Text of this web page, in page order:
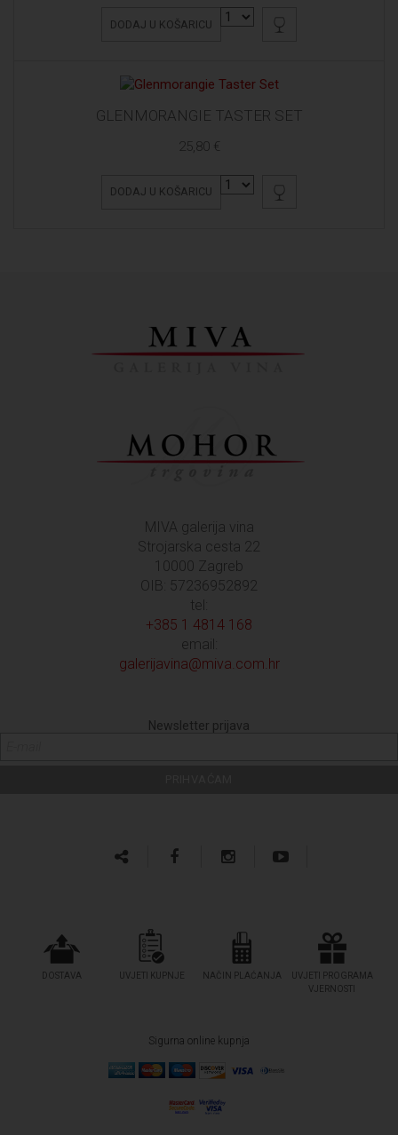
DODAJ U KOŠARICU
GLENMORANGIE TASTER SET
25,80 €
DODAJ U KOŠARICU
MIVA galerija vina
Strojarska cesta 22
10000 Zagreb
OIB: 57236952892
tel:
+385 1 4814 168
email:
galerijavina@miva.com.hr
Newsletter prijava
DOSTAVA UVJETI KUPNJE NAČIN PLAĆANJA
UVJETI PROGRAMA
VJERNOSTI
Sigurna online kupnja